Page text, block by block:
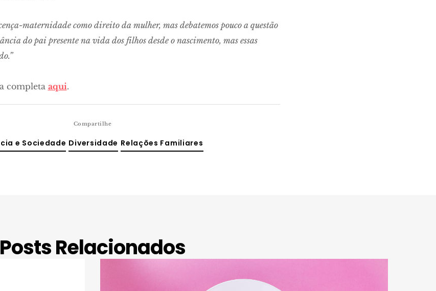
maternidade como direito da mulher, mas debatemos pouco a questão
do pai presente na vida dos filhos desde o nascimento, mas essas
completa aqui.
Compartilhe
e Sociedade Diversidade Relações Familiares
Posts Relacionados